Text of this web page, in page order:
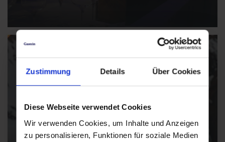
Zustimmung Details Über Cookies
Diese Webseite verwendet Cookies
Wir verwenden Cookies, um Inhalte und Anzeigen
zu personalisieren, Funktionen für soziale Medien